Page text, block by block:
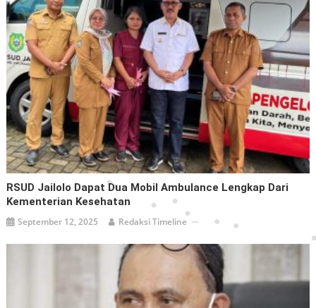
RSUD Jailolo Dapat Dua Mobil Ambulance Lengkap Dari
Kementerian Kesehatan
September 12, 2025 Redaksi Timeline